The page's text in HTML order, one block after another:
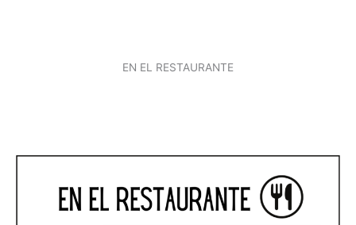
EN EL RESTAURANTE